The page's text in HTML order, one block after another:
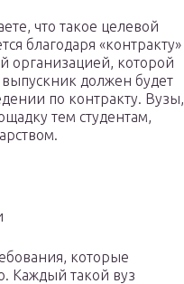
что такое целевой
благодаря «контракту»
организацией, которой
должен будет
по контракту. Вузы,
тем студентам,
которые
Каждый такой вуз